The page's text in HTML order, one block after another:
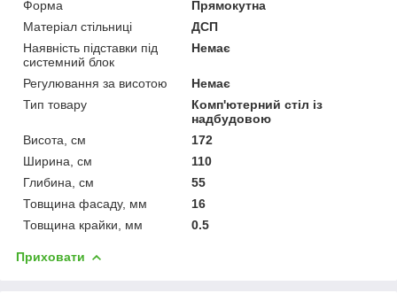
Форма
Прямокутна
Матеріал стільниці
ДСП
Наявність підставки під
системний блок
Немає
Регулювання за висотою
Немає
Тип товару
Комп'ютерний стіл із
надбудовою
Висота, см
172
Ширина, см
110
Глибина, см
55
Товщина фасаду, мм
16
Товщина крайки, мм
0.5
Приховати